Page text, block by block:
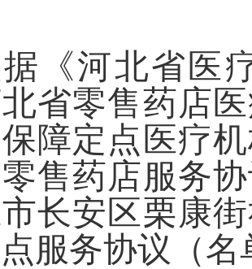
《河北省医
北省零售药店
障定点医疗
售药店服务
长安区栗康
服务协议 （名